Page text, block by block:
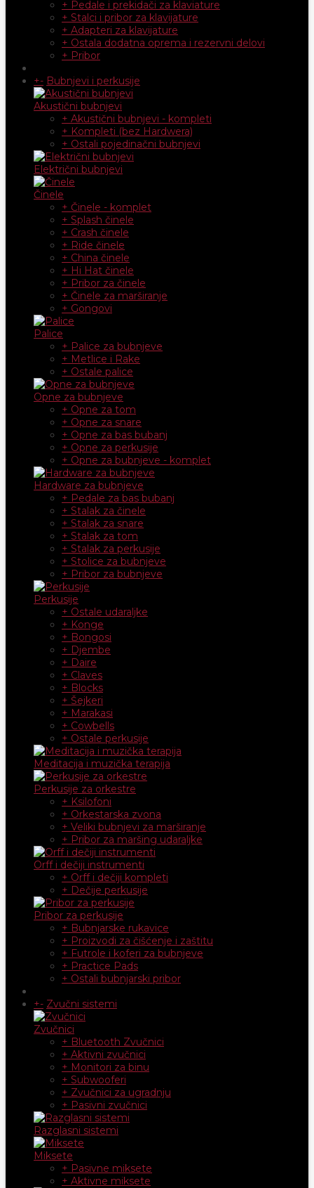
+ Pedale i prekidači za klaviature
+ Stalci i pribor za klavijature
+ Adapteri za klavijature
+ Ostala dodatna oprema i rezervni delovi
+ Pribor
+- Bubnjevi i perkusije
Akustični bubnjevi
+ Akustični bubnjevi - kompleti
+ Kompleti (bez Hardwera)
+ Ostali pojedinačni bubnjevi
Električni bubnjevi
Činele
+ Činele - komplet
+ Splash činele
+ Crash činele
+ Ride činele
+ China činele
+ Hi Hat činele
+ Pribor za činele
+ Činele za marširanje
+ Gongovi
Palice
+ Palice za bubnjeve
+ Metlice i Rake
+ Ostale palice
Opne za bubnjeve
+ Opne za tom
+ Opne za snare
+ Opne za bas bubanj
+ Opne za perkusije
+ Opne za bubnjeve - komplet
Hardware za bubnjeve
+ Pedale za bas bubanj
+ Stalak za činele
+ Stalak za snare
+ Stalak za tom
+ Stalak za perkusije
+ Stolice za bubnjeve
+ Pribor za bubnjeve
Perkusije
+ Ostale udaraljke
+ Konge
+ Bongosi
+ Djembe
+ Daire
+ Claves
+ Blocks
+ Šejkeri
+ Marakasi
+ Cowbells
+ Ostale perkusije
Meditacija i muzička terapija
Perkusije za orkestre
+ Ksilofoni
+ Orkestarska zvona
+ Veliki bubnjevi za marširanje
+ Pribor za maršing udaraljke
Orff i dečiji instrumenti
+ Orff i dečiji kompleti
+ Dečije perkusije
Pribor za perkusije
+ Bubnjarske rukavice
+ Proizvodi za čišćenje i zaštitu
+ Futrole i koferi za bubnjeve
+ Practice Pads
+ Ostali bubnjarski pribor
+- Zvučni sistemi
Zvučnici
+ Bluetooth Zvučnici
+ Aktivni zvučnici
+ Monitori za binu
+ Subwooferi
+ Zvučnici za ugradnju
+ Pasivni zvučnici
Razglasni sistemi
Miksete
+ Pasivne miksete
+ Aktivne miksete